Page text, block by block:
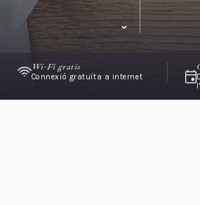
Wi-Fi gratis
Connexió gratuïta a internet